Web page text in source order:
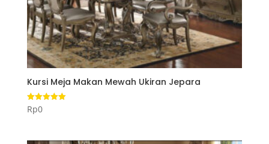
Kursi Meja Makan Mewah Ukiran Jepara
Dinilai
5.00
Rp0